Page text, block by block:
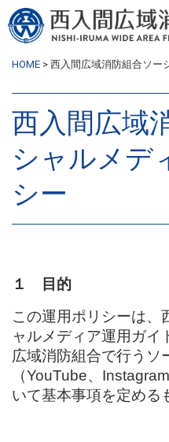
HOME > 西入間広域消防組合ソー
西入間広域
シャルメデ
シー
１ 目的
この運用ポリシーは、
ャルメディア運用ガイ
広域消防組合で行うソ
（YouTube、
いて基本事項を定める